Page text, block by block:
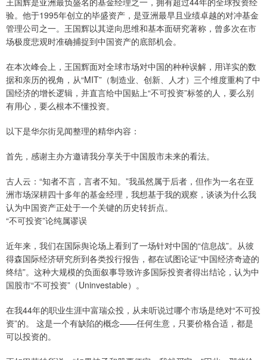
验。他于1995年创立的毕盛资产，是亚洲最早且业绩卓越的对冲基金
管理公司之一。王国辉以其逆向思维和基本面研究著称，曾多次在市
场极度悲观时准确捕捉到中国资产的底部机会。
在本次峰会上，王国辉面对全球市场对中国的种种误解，用详实的数
据和亲历的视角，从“MIT”（制造业、创新、人才）三个维度重构了中
国经济的增长逻辑，并直言给中国贴上“不可投资”标签的人，要么别
有用心，要么根本不懂投资。
以下是华尔街见闻整理的精华内容：
首先，感谢主办方邀请我分享关于中国股市未来的看法。
古人云：“知者不言，言者不知。”我虽然属于后者，但作为一名在亚
洲市场深耕四十多年的基金经理，我想基于我的观察，谈谈为什么我
认为中国资产正处于一个关键的历史转折点。
“不可投资”论纯属谬误
近年来，我们在国际舆论场上看到了一场针对中国的“信息战”。从彼
得森国际经济研究所到各类投行报告，都在试图论证“中国经济奇迹的
终结”。这种大规模的负面叙事导致许多国际投资者得出结论，认为中
国股市“不可投资”（Uninvestable）。
在我44年的职业生涯中富瑞众投，从未听说过哪个市场是绝对“不可投
资”的。 这是一个有缺陷的概念——任何生意，只要价格合适，都是
可以投资的。